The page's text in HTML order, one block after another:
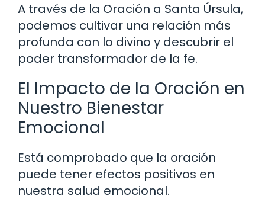
A través de la Oración a Santa Úrsula,
podemos cultivar una relación más
profunda con lo divino y descubrir el
poder transformador de la fe.
El Impacto de la Oración en
Nuestro Bienestar
Emocional
Está comprobado que la oración
puede tener efectos positivos en
nuestra salud emocional.